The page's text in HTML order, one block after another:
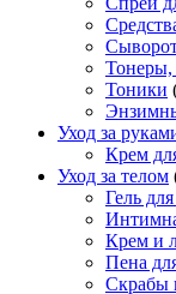
Тонеры,
Тоники
Уход за
Крем
Уход за телом
Гель
Крем и
Пена
Скрабы